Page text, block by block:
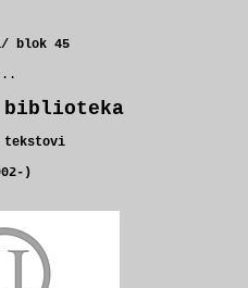
blok 45
biblioteka
)